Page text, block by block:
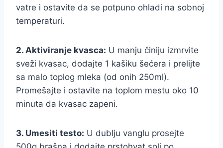
vatre i ostavite da se potpuno ohladi na sobnoj
temperaturi.
2. Aktiviranje kvasca: U manju činiju izmrvite
sveži kvasac, dodajte 1 kašiku šećera i prelijte
sa malo toplog mleka (od onih 250ml).
Promešajte i ostavite na toplom mestu oko 10
minuta da kvasac zapeni.
3. Umesiti testo: U dublju vanglu prosejte